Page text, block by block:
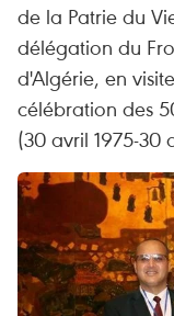
de la Patrie du
délégation du
d'Algérie, en
célébration des
(30 avril 1975-30